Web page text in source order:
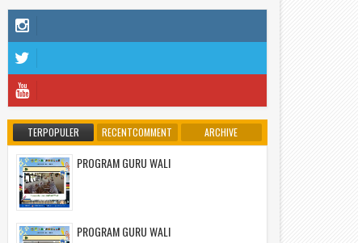
TERPOPULER RECENTCOMMENT ARCHIVE
PROGRAM GURU WALI
PROGRAM GURU WALI